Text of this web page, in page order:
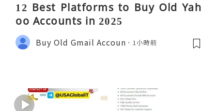
12 Best Platforms to Buy Old Yah
oo Accounts in 2025
Buy Old Gmail Accoun 1小時前